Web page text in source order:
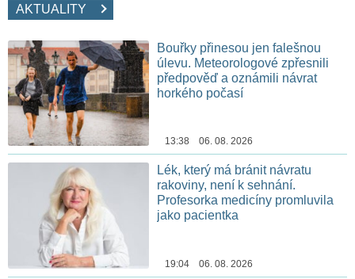
AKTUALITY
Bouřky přinesou jen falešnou
úlevu. Meteorologové zpřesnili
předpověď a oznámili návrat
horkého počasí
13:38 06. 08. 2026
Lék, který má bránit návratu
rakoviny, není k sehnání.
Profesorka medicíny promluvila
jako pacientka
19:04 06. 08. 2026